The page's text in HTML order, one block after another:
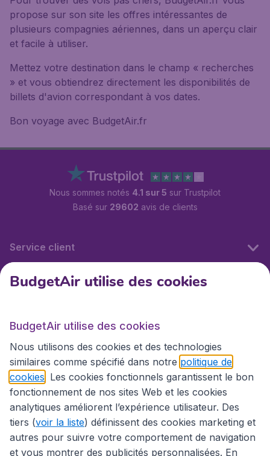
propose sur son site les offres intéressantes de
plusieurs compagnies aériennes, dans un aperçu clair
et facile à utiliser.
Mettez votre destination dans le champ « recherches
» et vous obtiendrez directement les disponibilités de
billets d'avion correspondant à vos dates.
Bon voyage avec BudgetAir.fr
Nous sommes notés 4.1 sur 5 sur Trustpilot
Basé sur 29602 avis de clients
Service client
BudgetAir.fr
Sites internationaux
BudgetAir utilise des cookies
BudgetAir utilise des cookies
Nous utilisons des cookies et des technologies
similaires comme spécifié dans notre politique de
cookies . Les cookies fonctionnels garantissent le bon
fonctionnement de nos sites Web et les cookies
analytiques améliorent l’expérience utilisateur. Des
tiers (voir la liste) définissent des cookies marketing et
autres pour suivre votre comportement de navigation
et vous montrer des publicités personnalisées. En